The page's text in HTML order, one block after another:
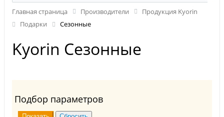
Главная страница Производители
Продукция Kyorin
Подарки
Сезонные
Kyorin Сезонные
Подбор параметров